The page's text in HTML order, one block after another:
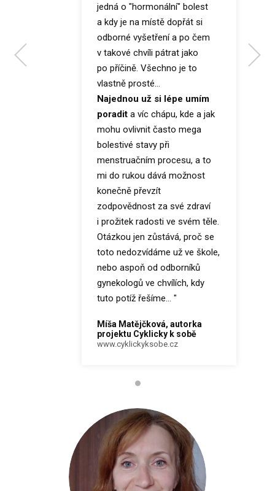
jedná o "hormonální" bolest
a kdy je na místě dopřát si
odborné vyšetření a po čem
v takové chvíli pátrat jako
po příčině. Všechno je to
vlastně prosté...
Najednou už si lépe umím
poradit a víc chápu, kde a jak
mohu ovlivnit často mega
bolestivé stavy při
menstruačním procesu, a to
mi do rukou dává možnost
konečně převzít
zodpovědnost za své zdraví
i prožitek radosti ve svém těle.
Otázkou jen zůstává, proč se
toto nedozvídáme už ve škole,
nebo aspoň od odborníků
gynekologů ve chvílích, kdy
tuto potíž řešíme... "
Míša Matějčková, autorka
projektu Cyklicky k sobě
www.cyklickyksobe.cz